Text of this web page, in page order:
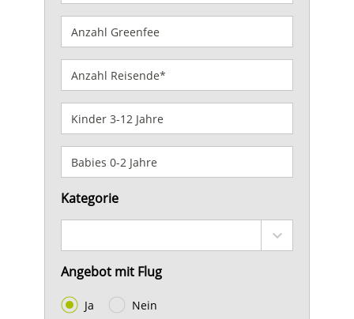
Kategorie
Angebot mit Flug
Ja Nein